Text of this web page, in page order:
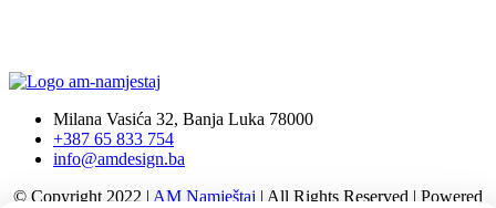
Milana Vasića 32, Banja Luka 78000
+387 65 833 754
info@amdesign.ba
© Copyright 2022 | AM Namještaj | All Rights Reserved | Powered